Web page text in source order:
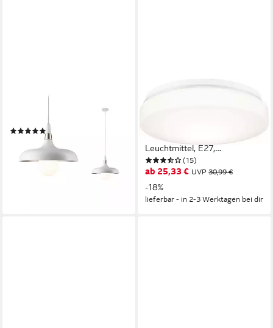
(14)
UVP
lieferbar - in 2-3 Werktagen bei dir
Deckenleuchte HomeSpa
230V Weiß, ohne
Leuchtmittel, E27,
Badezimmerleuchte
(15)
ab 25,33 € UVP 30,99 €
-18%
lieferbar - in 2-3 Werktagen bei dir